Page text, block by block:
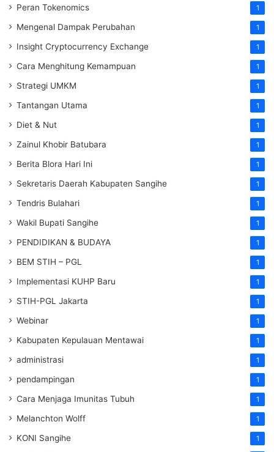
Peran Tokenomics 1
Mengenal Dampak Perubahan 1
Insight Cryptocurrency Exchange 1
Cara Menghitung Kemampuan 1
Strategi UMKM 1
Tantangan Utama 1
Diet & Nut 1
Zainul Khobir Batubara 1
Berita Blora Hari Ini 1
Sekretaris Daerah Kabupaten Sangihe 1
Tendris Bulahari 1
Wakil Bupati Sangihe 1
PENDIDIKAN & BUDAYA 1
BEM STIH – PGL 1
Implementasi KUHP Baru 1
STIH-PGL Jakarta 1
Webinar 1
Kabupaten Kepulauan Mentawai 1
administrasi 1
pendampingan 1
Cara Menjaga Imunitas Tubuh 1
Melanchton Wolff 1
KONI Sangihe 1